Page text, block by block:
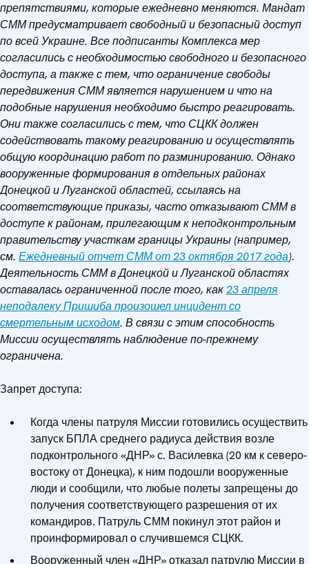
препятствиями, которые ежедневно меняются. Мандат
СММ предусматривает свободный и безопасный доступ
по всей Украине. Все подписанты Комплекса мер
согласились с необходимостью свободного и безопасного
доступа, а также с тем, что ограничение свободы
передвижения СММ является нарушением и что на
подобные нарушения необходимо быстро реагировать.
Они также согласились с тем, что СЦКК должен
содействовать такому реагированию и осуществлять
общую координацию работ по разминированию. Однако
вооруженные формирования в отдельных районах
Донецкой и Луганской областей, ссылаясь на
соответствующие приказы, часто отказывают СММ в
доступе к районам, прилегающим к неподконтрольным
правительству участкам границы Украины (например,
см. Ежедневный отчет СММ от 23 октября 2017 года).
Деятельность СММ в Донецкой и Луганской областях
оставалась ограниченной после того, как23 апреля
неподалеку Пришиба произошел инцидент со
смертельным исходом. В связи с этим способность
Миссии осуществлять наблюдение по-прежнему
ограничена.
Запрет доступа:
Когда члены патруля Миссии готовились осуществить
запуск БПЛА среднего радиуса действия возле
подконтрольного «ДНР» с. Василевка (20 км к северо-
востоку от Донецка), к ним подошли вооруженные
люди и сообщили, что любые полеты запрещены до
получения соответствующего разрешения от их
командиров. Патруль СММ покинул этот район и
проинформировал о случившемся СЦКК.
Вооруженный член «ДНР» отказал патрулю Миссии в